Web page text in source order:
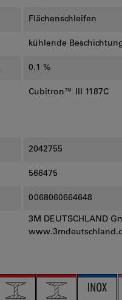
Flächenschleifen
kühlende
0.1 %
Cubitron™ III 1187C
2042755
566475
0068060664648
3M DEUTSCHLAND